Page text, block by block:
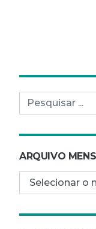
Pesquisar por:
ARQUIVO
Arquivo mensal